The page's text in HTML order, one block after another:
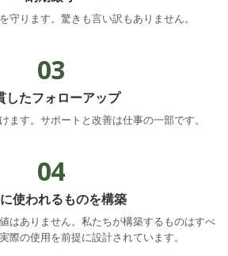
守ります。驚きも言い訳もありません。
03
したフォローアップ
ます。サポートと改善は仕事の一部です。
04
使われるものを構築
はありません。私たちが構築するものはすべ
際の使用を前提に設計されています。